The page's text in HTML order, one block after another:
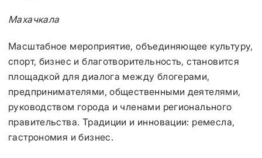
Махачкала
Масштабное мероприятие, объединяющее культуру,
спорт, бизнес и благотворительность, становится
площадкой для диалога между блогерами,
предпринимателями, общественными деятелями,
руководством города и членами регионального
правительства. Традиции и инновации: ремесла,
гастрономия и бизнес.